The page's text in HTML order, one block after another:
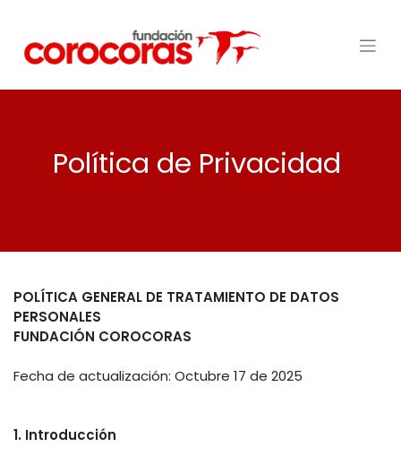
Política de Privacidad
POLÍTICA GENERAL DE TRATAMIENTO DE DATOS
PERSONALES
FUNDACIÓN COROCORAS
Fecha de actualización: Octubre 17 de 2025
1. Introducción